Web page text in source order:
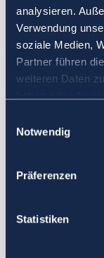
analysieren.
Verwendung
soziale Medien,
Partner führen
weiteren Daten
Notwendig
Präferenzen
Statistiken